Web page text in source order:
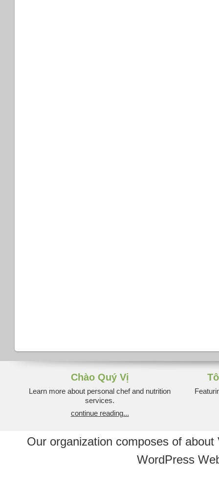
Chào Quý Vị
Learn more about personal chef and nutrition
services.
continue reading...
Our organization composes of
WordPress